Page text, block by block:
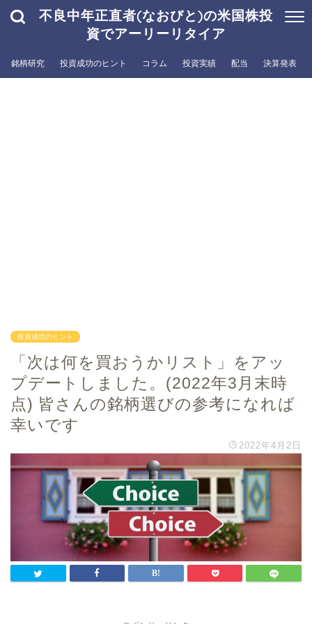
不良中年正直者(なおびと)の米国株投
資でアーリーリタイア
銘柄研究 投資成功のヒント コラム 投資実績 配当 決算発表
投資成功のヒント
「次は何を買おうかリスト」をアッ
プデートしました。(2022年3月末時
点) 皆さんの銘柄選びの参考になれば
幸いです
2022年4月2日